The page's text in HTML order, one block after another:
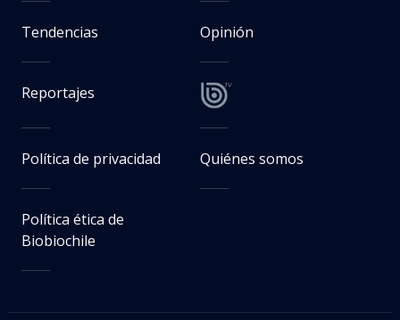
Tendencias Opinión
Reportajes
Política de privacidad Quiénes somos
Política ética de
Biobiochile